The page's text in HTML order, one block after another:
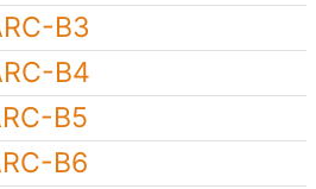
B3
B4
B5
B6